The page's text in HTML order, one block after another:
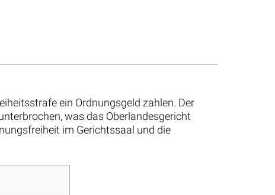
ein Ordnungsgeld zahlen. Der
was das Oberlandesgericht
im Gerichtssaal und die